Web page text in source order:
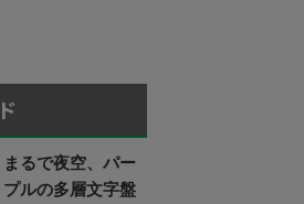
まるで夜空、パー
プルの多層文字盤